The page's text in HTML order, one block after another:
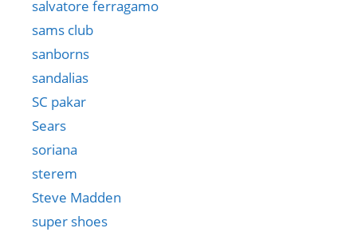
salvatore ferragamo
sams club
sanborns
sandalias
SC pakar
Sears
soriana
sterem
Steve Madden
super shoes